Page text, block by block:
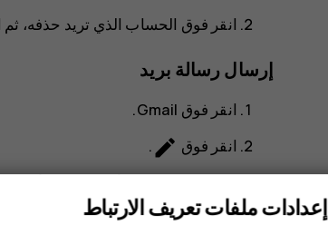
انقر فوق الحساب الذي تريد حذفه، ثم
إرسال رسالة بريد
انقر فوق Gmail
.
انقر فوق create
.
أدخل موضوع الرسالة والبريد.
إعدادات ملفات تعريف الارتباط